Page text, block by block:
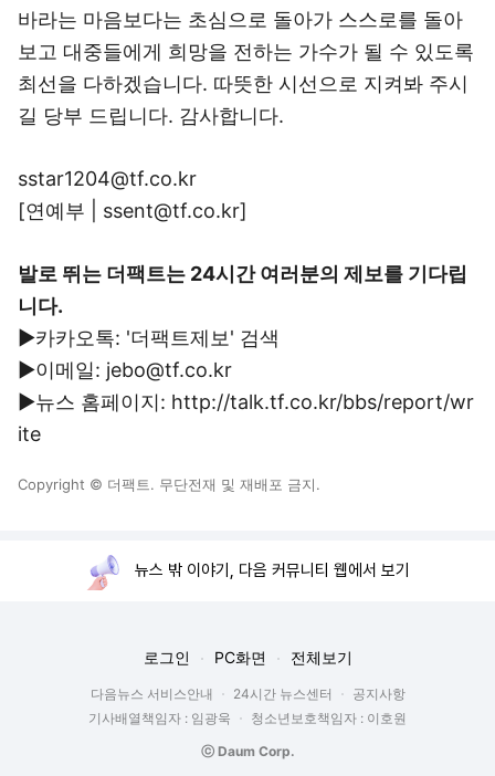
바라는 마음보다는 초심으로 돌아가 스스로를 돌아
보고 대중들에게 희망을 전하는 가수가 될 수 있도록
최선을 다하겠습니다. 따뜻한 시선으로 지켜봐 주시
길 당부 드립니다. 감사합니다.
sstar1204@tf.co.kr
[연예부 | ssent@tf.co.kr]
발로 뛰는 더팩트는 24시간 여러분의 제보를 기다립
니다.
▶카카오톡: '더팩트제보' 검색
▶이메일: jebo@tf.co.kr
▶뉴스 홈페이지: http://talk.tf.co.kr/bbs/report/wr
ite
Copyright © 더팩트. 무단전재 및 재배포 금지.
뉴스 밖 이야기, 다음 커뮤니티 웹에서 보기
로그인 PC화면 전체보기
다음뉴스 서비스안내 24시간 뉴스센터
공지사항
기사배열책임자 : 임광욱
청소년보호책임자 : 이호원
ⓒ Daum Corp.